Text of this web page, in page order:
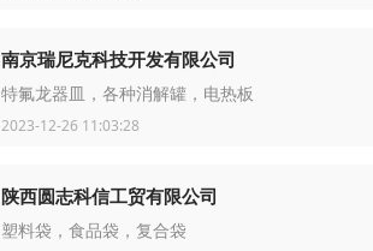
南京瑞尼克科技开发有限公司
特氟龙器皿，各种消解罐，电热板
2023-12-26 11:03:28
陕西圆志科信工贸有限公司
塑料袋，食品袋，复合袋